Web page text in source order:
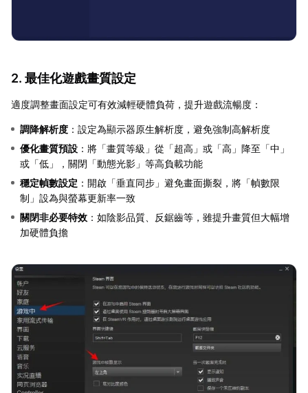
2. 最佳化遊戲畫質設定
適度調整畫面設定可有效減輕硬體負荷，提升遊戲流暢度：
調降解析度 ：設定為顯示器原生解析度，避免強制高解析度
優化畫質預設 ：將「畫質等級」從「超高」或「高」降至「中」
或「低」，關閉「動態光影」等高負載功能
穩定幀數設定 ：開啟「垂直同步」避免畫面撕裂，將「幀數限
制」設為與螢幕更新率一致
關閉非必要特效 ：如陰影品質、反鋸齒等，雖提升畫質但大幅增
加硬體負擔